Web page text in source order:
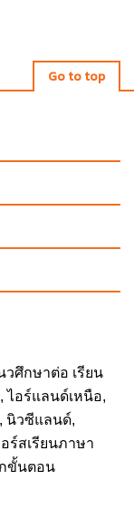
Go to top
วศึกษาต่อ เรียน
ไอร์แลนด์เหนือ,
นิวซีแลนด์,
ร์สเรียนภาษา
กขั้นตอน